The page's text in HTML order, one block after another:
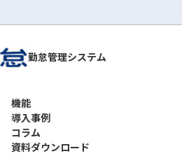
勤怠管理システム
機能
導入事例
コラム
資料ダウンロード